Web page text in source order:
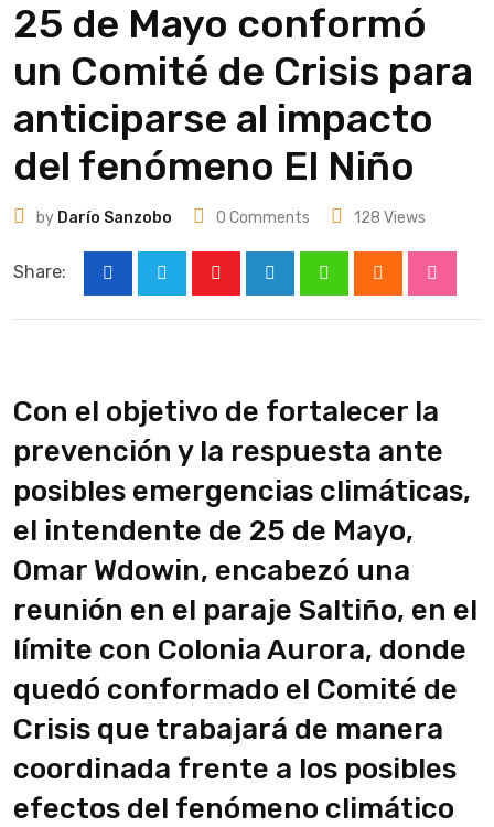
25 de Mayo conformó
un Comité de Crisis para
anticiparse al impacto
del fenómeno El Niño
by Darío Sanzobo 0 Comments 128 Views
Share:
Con el objetivo de fortalecer la
prevención y la respuesta ante
posibles emergencias climáticas,
el intendente de 25 de Mayo,
Omar Wdowin, encabezó una
reunión en el paraje Saltiño, en el
límite con Colonia Aurora, donde
quedó conformado el Comité de
Crisis que trabajará de manera
coordinada frente a los posibles
efectos del fenómeno climático